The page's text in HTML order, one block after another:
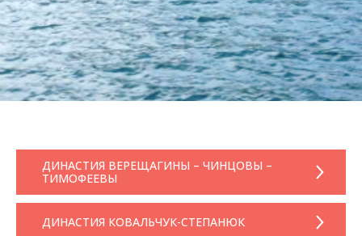
ДИНАСТИЯ ВЕРЕЩАГИНЫ – ЧИНЦОВЫ –
ТИМОФЕЕВЫ
ДИНАСТИЯ КОВАЛЬЧУК-СТЕПАНЮК